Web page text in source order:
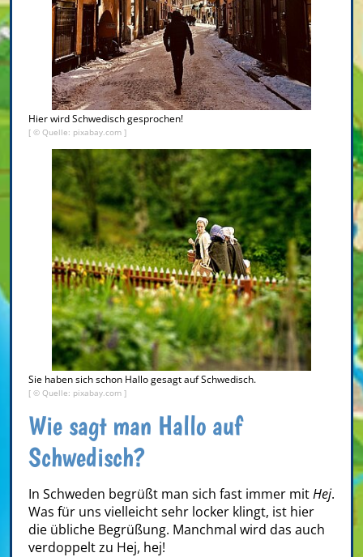
Hier wird Schwedisch gesprochen!
[ © Quelle: pixabay.com ]
Sie haben sich schon Hallo gesagt auf Schwedisch.
[ © Quelle: pixabay.com ]
Wie sagt man Hallo auf
Schwedisch?
In Schweden begrüßt man sich fast immer mitHej.
Was für uns vielleicht sehr locker klingt, ist hier
die übliche Begrüßung. Manchmal wird das auch
verdoppelt zu Hej, hej!